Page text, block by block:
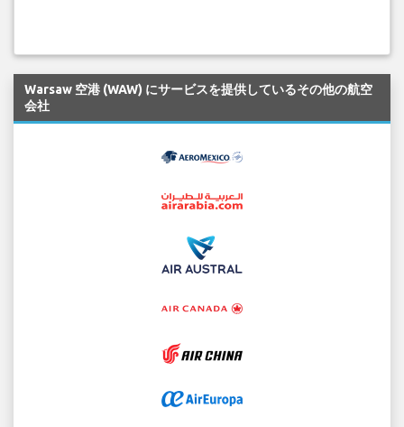
Warsaw 空港 (WAW) にサービスを提供しているその他の航空
会社